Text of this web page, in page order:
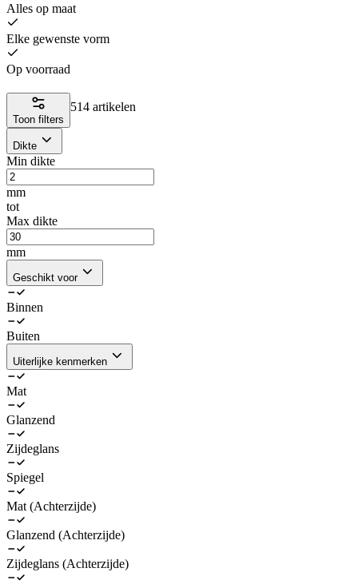
Alles op maat
Elke gewenste vorm
Op voorraad
Toon filters
514 artikelen
Dikte
Min dikte
mm
tot
Max dikte
mm
Geschikt voor
Binnen
Buiten
Uiterlijke kenmerken
Mat
Glanzend
Zijdeglans
Spiegel
Mat (Achterzijde)
Glanzend (Achterzijde)
Zijdeglans (Achterzijde)